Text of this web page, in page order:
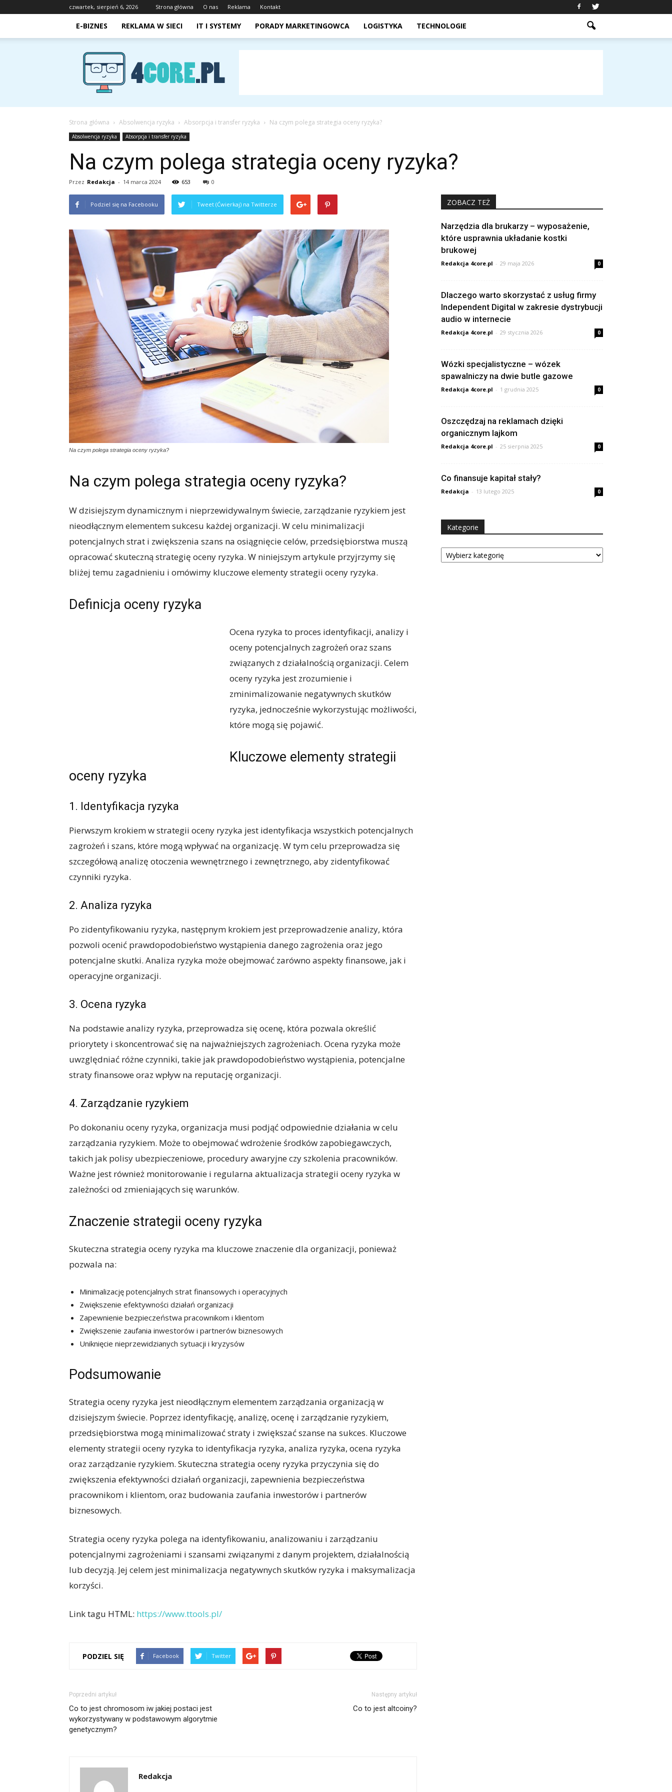
czwartek, sierpień 6, 2026 Strona główna O nas Reklama Kontakt
E-BIZNES REKLAMA W SIECI IT I SYSTEMY PORADY MARKETINGOWCA LOGISTYKA TECHNOLOGIE
4core.pl
Strona główna Absolwencja ryzyka Absorpcja i transfer ryzyka Na czym polega strategia oceny ryzyka?
Absolwencja ryzyka Absorpcja i transfer ryzyka
Na czym polega strategia oceny ryzyka?
Przez Redakcja - 14 marca 2024 653 0
Podziel się na Facebooku Tweet (Ćwierkaj) na Twitterze
Na czym polega strategia oceny ryzyka?
Na czym polega strategia oceny ryzyka?
W dzisiejszym dynamicznym i nieprzewidywalnym świecie, zarządzanie ryzykiem jest
nieodłącznym elementem sukcesu każdej organizacji. W celu minimalizacji
potencjalnych strat i zwiększenia szans na osiągnięcie celów, przedsiębiorstwa muszą
opracować skuteczną strategię oceny ryzyka. W niniejszym artykule przyjrzymy się
bliżej temu zagadnieniu i omówimy kluczowe elementy strategii oceny ryzyka.
Definicja oceny ryzyka
Ocena ryzyka to proces identyfikacji, analizy i
oceny potencjalnych zagrożeń oraz szans
związanych z działalnością organizacji. Celem
oceny ryzyka jest zrozumienie i
zminimalizowanie negatywnych skutków
ryzyka, jednocześnie wykorzystując możliwości,
które mogą się pojawić.
Kluczowe elementy strategii
oceny ryzyka
1. Identyfikacja ryzyka
Pierwszym krokiem w strategii oceny ryzyka jest identyfikacja wszystkich potencjalnych
zagrożeń i szans, które mogą wpływać na organizację. W tym celu przeprowadza się
szczegółową analizę otoczenia wewnętrznego i zewnętrznego, aby zidentyfikować
czynniki ryzyka.
2. Analiza ryzyka
Po zidentyfikowaniu ryzyka, następnym krokiem jest przeprowadzenie analizy, która
pozwoli ocenić prawdopodobieństwo wystąpienia danego zagrożenia oraz jego
potencjalne skutki. Analiza ryzyka może obejmować zarówno aspekty finansowe, jak i
operacyjne organizacji.
3. Ocena ryzyka
Na podstawie analizy ryzyka, przeprowadza się ocenę, która pozwala określić
priorytety i skoncentrować się na najważniejszych zagrożeniach. Ocena ryzyka może
uwzględniać różne czynniki, takie jak prawdopodobieństwo wystąpienia, potencjalne
straty finansowe oraz wpływ na reputację organizacji.
4. Zarządzanie ryzykiem
Po dokonaniu oceny ryzyka, organizacja musi podjąć odpowiednie działania w celu
zarządzania ryzykiem. Może to obejmować wdrożenie środków zapobiegawczych,
takich jak polisy ubezpieczeniowe, procedury awaryjne czy szkolenia pracowników.
Ważne jest również monitorowanie i regularna aktualizacja strategii oceny ryzyka w
zależności od zmieniających się warunków.
Znaczenie strategii oceny ryzyka
Skuteczna strategia oceny ryzyka ma kluczowe znaczenie dla organizacji, ponieważ
pozwala na:
Minimalizację potencjalnych strat finansowych i operacyjnych
Zwiększenie efektywności działań organizacji
Zapewnienie bezpieczeństwa pracownikom i klientom
Zwiększenie zaufania inwestorów i partnerów biznesowych
Uniknięcie nieprzewidzianych sytuacji i kryzysów
Podsumowanie
Strategia oceny ryzyka jest nieodłącznym elementem zarządzania organizacją w
dzisiejszym świecie. Poprzez identyfikację, analizę, ocenę i zarządzanie ryzykiem,
przedsiębiorstwa mogą minimalizować straty i zwiększać szanse na sukces. Kluczowe
elementy strategii oceny ryzyka to identyfikacja ryzyka, analiza ryzyka, ocena ryzyka
oraz zarządzanie ryzykiem. Skuteczna strategia oceny ryzyka przyczynia się do
zwiększenia efektywności działań organizacji, zapewnienia bezpieczeństwa
pracownikom i klientom, oraz budowania zaufania inwestorów i partnerów
biznesowych.
Strategia oceny ryzyka polega na identyfikowaniu, analizowaniu i zarządzaniu
potencjalnymi zagrożeniami i szansami związanymi z danym projektem, działalnością
lub decyzją. Jej celem jest minimalizacja negatywnych skutków ryzyka i maksymalizacja
korzyści.
Link tagu HTML: https://www.ttools.pl/
PODZIEL SIĘ Facebook Twitter
Poprzedni artykuł
Co to jest chromosom iw jakiej postaci jest
wykorzystywany w podstawowym algorytmie
genetycznym?
Następny artykuł
Co to jest altcoiny?
Redakcja
ZOBACZ TEŻ
Narzędzia dla brukarzy – wyposażenie,
które usprawnia układanie kostki
brukowej
Redakcja 4core.pl - 29 maja 2026 0
Dlaczego warto skorzystać z usług firmy
Independent Digital w zakresie dystrybucji
audio w internecie
Redakcja 4core.pl - 29 stycznia 2026 0
Wózki specjalistyczne – wózek
spawalniczy na dwie butle gazowe
Redakcja 4core.pl - 1 grudnia 2025 0
Oszczędzaj na reklamach dzięki
organicznym lajkom
Redakcja 4core.pl - 25 sierpnia 2025 0
Co finansuje kapitał stały?
Redakcja - 13 lutego 2025 0
Kategorie
Kategorie